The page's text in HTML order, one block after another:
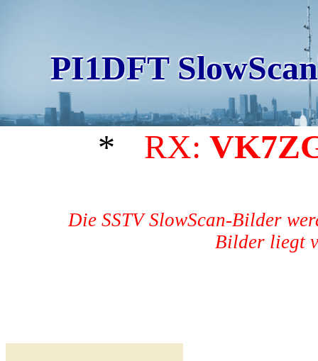
PI1DFT
* RX:
Die SSTV SlowScan-Bilder
Bilder liegt